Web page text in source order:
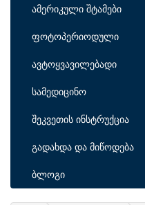
ამერიკული შტამები
ფოტოპერიოდული
ავტოყვავილებადი
სამედიცინო
შეკვეთის ინსტრუქცია
გადახდა და მიწოდება
ბლოგი